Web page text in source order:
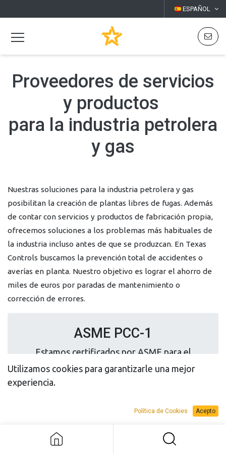
ESPAÑOL
Proveedores de servicios
y productos
para la industria petrolera
y gas
Nuestras soluciones para la industria petrolera y gas
posibilitan la creación de plantas libres de fugas. Además
de contar con servicios y productos de fabricación propia,
ofrecemos soluciones a los problemas más habituales de
la industria incluso antes de que se produzcan. En Texas
Controls buscamos la prevención total de accidentes o
averías en planta. Nuestro objetivo es lograr el ahorro de
miles de euros por paradas de mantenimiento o
corrección de errores.
ASME PCC-1
Estamos certificados por ASME para el
correcto apriete de uniones bridadas.
Utilizamos cookies para garantizarle una mejor
experiencia.
Política de Cookies Acepto